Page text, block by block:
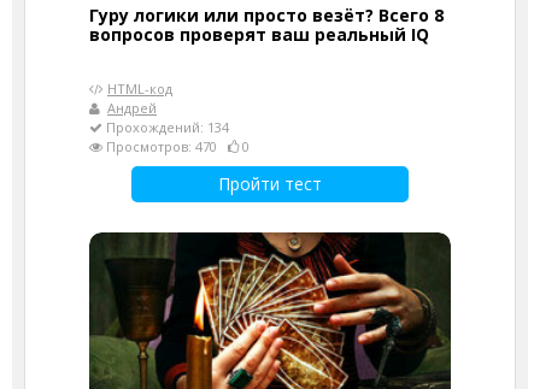
Гуру логики или просто везёт? Всего 8
вопросов проверят ваш реальный IQ
HTML-код
Андрей
Прохождений: 134
Просмотров: 470
0
Пройти тест